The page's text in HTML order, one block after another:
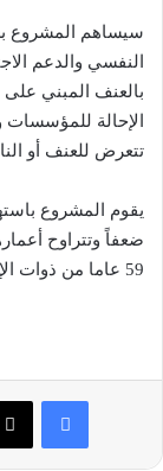
سيساهم المشروع
النفسي والدعم
بالعنف المبني
الإحالة
تتعرض للعنف أو
يقوم المشروع
59 عاما من ذوات الإعاقة والأهالي والازواج لهذه الفئة.
فيسبوك